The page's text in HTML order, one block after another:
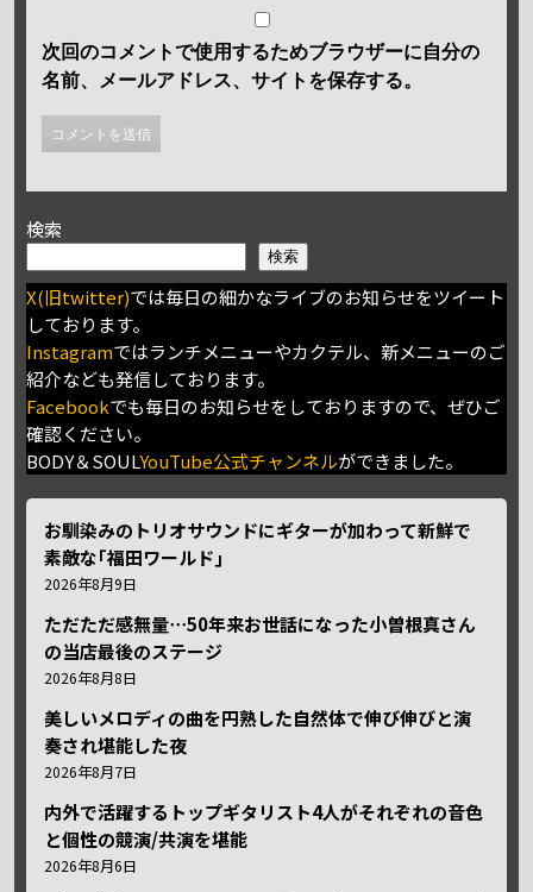
次回のコメントで使用するためブラウザーに自分の
名前、メールアドレス、サイトを保存する。
検索
検索
X(旧twitter)では毎日の細かなライブのお知らせをツイート
しております。
Instagramではランチメニューやカクテル、新メニューのご
紹介なども発信しております。
Facebookでも毎日のお知らせをしておりますので、ぜひご
確認ください。
BODY＆SOULYouTube公式チャンネルができました。
お馴染みのトリオサウンドにギターが加わって新鮮で
素敵な｢福田ワールド｣
2026年8月9日
ただただ感無量⋯50年来お世話になった小曽根真さん
の当店最後のステージ
2026年8月8日
美しいメロディの曲を円熟した自然体で伸び伸びと演
奏され堪能した夜
2026年8月7日
内外で活躍するトップギタリスト4人がそれぞれの音色
と個性の競演/共演を堪能
2026年8月6日